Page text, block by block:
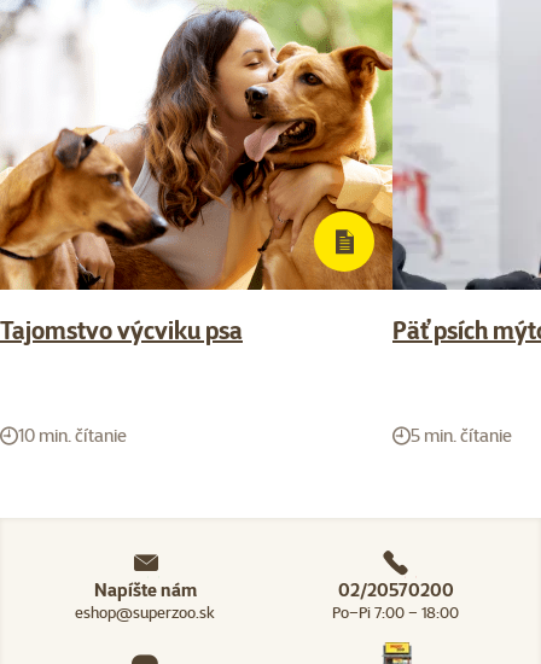
Tajomstvo výcviku psa
10 min. čítanie
Päť psích
5 min. čítanie
Napíšte nám
eshop@superzoo.sk
02/20570200
Po–Pi 7:00 – 18:00